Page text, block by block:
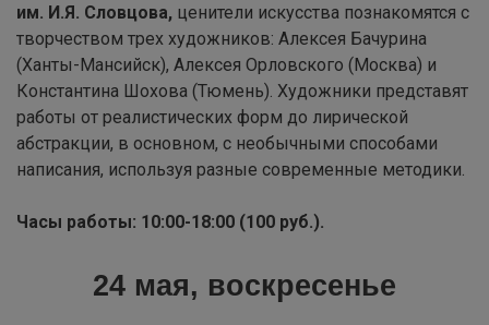
им. И.Я. Словцова, ценители искусства познакомятся с
творчеством трех художников: Алексея Бачурина
(Ханты-Мансийск), Алексея Орловского (Москва) и
Константина Шохова (Тюмень). Художники представят
работы от реалистических форм до лирической
абстракции, в основном, с необычными способами
написания, используя разные современные методики.
Часы работы: 10:00-18:00 (100 руб.).
24 мая, воскресенье